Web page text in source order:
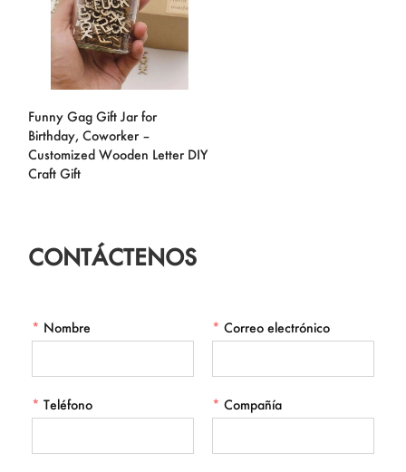
Funny Gag Gift Jar for
Birthday, Coworker –
Customized Wooden Letter DIY
Craft Gift
CONTÁCTENOS
* Nombre * Correo electrónico
* Teléfono * Compañía